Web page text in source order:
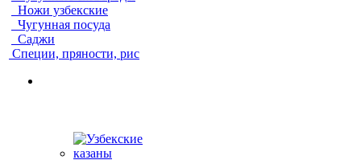
Ножи узбекские
Чугунная посуда
Саджи
Специи, пряности, рис